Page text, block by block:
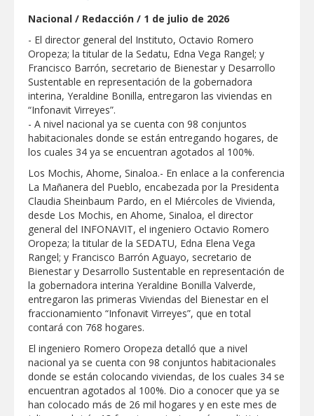
GOBIERNO MUNICIPAL LLEVARÁ
COLONIAS JARDÍN Y SAN RAFAEL
Atiende Gobierno de Reynosa reportes
ciudadanos
ATIENDE COMAPA MÁS DE 1800
REPORTES RECIBIDOS A TRAVÉS DEL
073 DURANTE JULIO
Llevó Carlos Peña Ortiz programa
Subsidio del Agua a Valle Soleado
Prepara DIF Tamaulipas actividades para
conmemorar el mes de las personas
adultas mayores
ESCUELA DE MÚSICA DEL SISTEMA DIF
ABRE INSCRIPCIONES PARA EL CICLO
AGOSTO-DICIEMBRE
Disney reconoce a nivel mundial talento
de estudiante de la UAT
Visitó Alcalde a vecinos de Balcones de
Alcalá con programa Subsidio del Agua
Nacional / Redacción / 1 de julio de 2026
- El director general del Instituto, Octavio Romero
Oropeza; la titular de la Sedatu, Edna Vega Rangel; y
Francisco Barrón, secretario de Bienestar y Desarrollo
Sustentable en representación de la gobernadora
interina, Yeraldine Bonilla, entregaron las viviendas en
“Infonavit Virreyes”.
- A nivel nacional ya se cuenta con 98 conjuntos
habitacionales donde se están entregando hogares, de
los cuales 34 ya se encuentran agotados al 100%.
Los Mochis, Ahome, Sinaloa.- En enlace a la conferencia
La Mañanera del Pueblo, encabezada por la Presidenta
Claudia Sheinbaum Pardo, en el Miércoles de Vivienda,
desde Los Mochis, en Ahome, Sinaloa, el director
general del INFONAVIT, el ingeniero Octavio Romero
Oropeza; la titular de la SEDATU, Edna Elena Vega
Rangel; y Francisco Barrón Aguayo, secretario de
Bienestar y Desarrollo Sustentable en representación de
la gobernadora interina Yeraldine Bonilla Valverde,
entregaron las primeras Viviendas del Bienestar en el
fraccionamiento “Infonavit Virreyes”, que en total
contará con 768 hogares.
El ingeniero Romero Oropeza detalló que a nivel
nacional ya se cuenta con 98 conjuntos habitacionales
donde se están colocando viviendas, de los cuales 34 se
encuentran agotados al 100%. Dio a conocer que ya se
han colocado más de 26 mil hogares y en este mes de